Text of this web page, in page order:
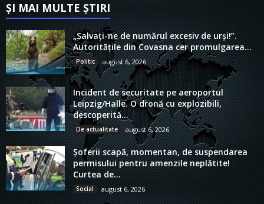
ȘI MAI MULTE ȘTIRI
„Salvați-ne de numărul excesiv de urși!”.
Autoritățile din Covasna cer promulgarea...
Politic august 6, 2026
Incident de securitate pe aeroportul
Leipzig/Halle. O dronă cu explozibili,
descoperită...
De actualitate august 6, 2026
Șoferii scapă, momentan, de suspendarea
permisului pentru amenzile neplătite!
Curtea de...
Social august 6, 2026